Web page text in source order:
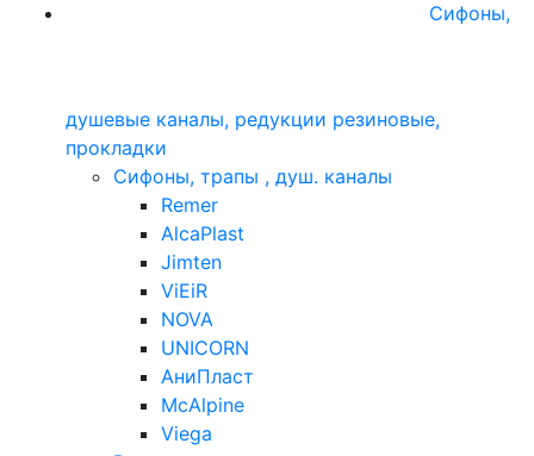
Сифоны,
душевые каналы, редукции резиновые,
прокладки
Сифоны, трапы , душ. каналы
Remer
AlcaPlast
Jimten
ViEiR
NOVA
UNICORN
АниПласт
McAlpine
Viega